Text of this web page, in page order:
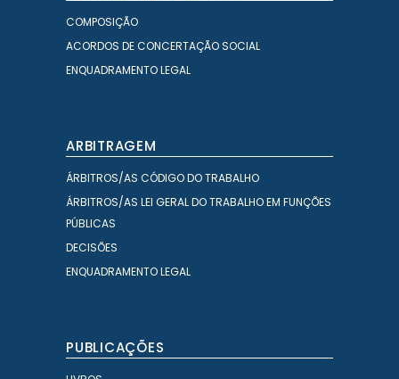
COMPOSIÇÃO
ACORDOS DE CONCERTAÇÃO SOCIAL
ENQUADRAMENTO LEGAL
ARBITRAGEM
ÁRBITROS/AS CÓDIGO DO TRABALHO
ÁRBITROS/AS LEI GERAL DO TRABALHO EM FUNÇÕES
PÚBLICAS
DECISÕES
ENQUADRAMENTO LEGAL
PUBLICAÇÕES